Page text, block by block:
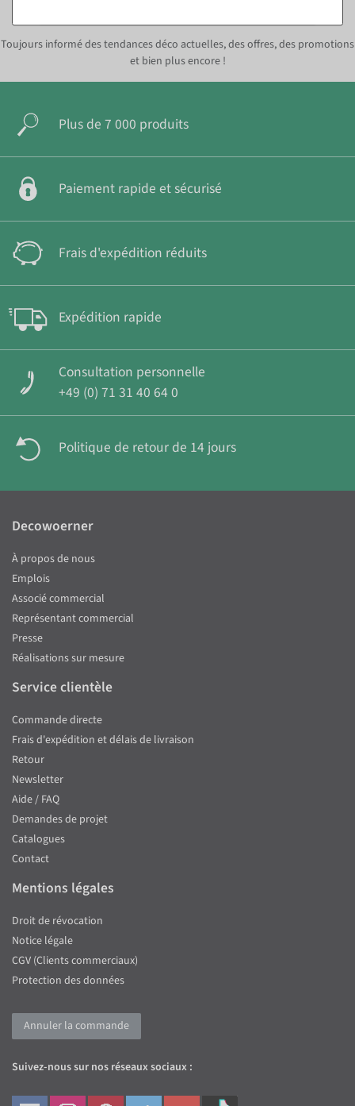
Toujours informé des tendances déco actuelles, des offres, des promotions
et bien plus encore !
Plus de 7 000 produits
Paiement rapide et sécurisé
Frais d'expédition réduits
Expédition rapide
Consultation personnelle
+49 (0) 71 31 40 64 0
Politique de retour de 14 jours
Decowoerner
À propos de nous
Emplois
Associé commercial
Représentant commercial
Presse
Réalisations sur mesure
Service clientèle
Commande directe
Frais d'expédition et délais de livraison
Retour
Newsletter
Aide / FAQ
Demandes de projet
Catalogues
Contact
Mentions légales
Droit de révocation
Notice légale
CGV (Clients commerciaux)
Protection des données
Annuler la commande
Suivez-nous sur nos réseaux sociaux :